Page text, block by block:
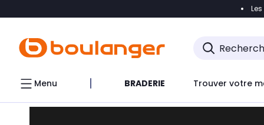
Accéder
Accéder directement au chatbot
Menu BRADERIE Trouver votre